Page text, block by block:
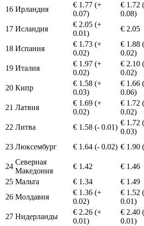
16 Ирландия
€ 1.77 (+
0.07)
€ 1.72
0.08)
17 Исландия
€ 2.05 (+
0.01)
€ 2.05
18 Испания
€ 1.73 (+
0.02)
€ 1.88
0.02)
19 Италия
€ 1.97 (+
0.02)
€ 2.10
0.02)
20 Кипр
€ 1.58 (+
0.03)
€ 1.66
0.06)
21 Латвия
€ 1.69 (+
0.02)
€ 1.72
0.02)
22 Литва € 1.58 (- 0.01)
€ 1.72
0.03)
23 Люксембург € 1.64 (- 0.02) € 1.90
24
Северная
Македония
€ 1.42 € 1.46
25 Мальта € 1.34 € 1.49
26 Молдавия
€ 1.36 (+
0.02)
€ 1.52
0.01)
27 Нидерланды
€ 2.26 (+
0.01)
€ 2.40
0.01)